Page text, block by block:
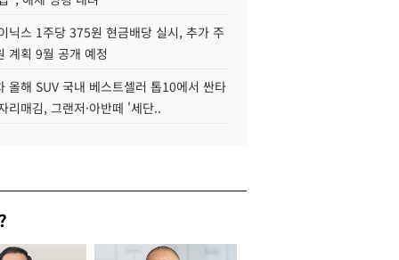
닉스 1주당 375원 현금배당 실시, 추가 주
계획 9월 공개 예정
올해 SUV 국내 베스트셀러 톱10에서 싼타
리매김, 그랜저·아반떼 '세단..